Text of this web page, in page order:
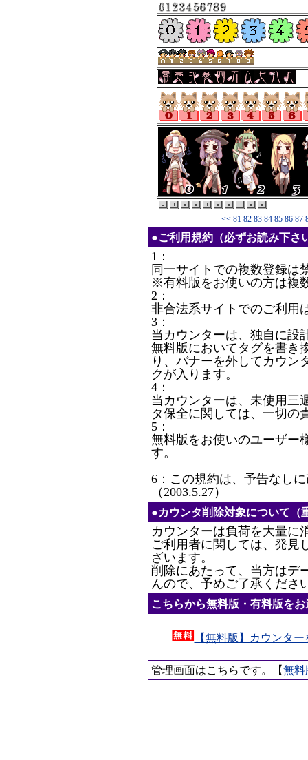
<< 81 82 83 84 85 86 87
●ご利用規約（必ずお読み下さ
1：
同一サイトでの複数登録は
※有料版をお使いの方は複
2：
非合法系サイトでのご利用
3：
当カウンターは、独自に設
無料版においてタグを書き
り、バナーを外してカウン
クが入ります。
4：
当カウンターは、未使用三
タ保全に関しては、一切の
5：
無料版をお使いのユーザー
す。
6：この規約は、予告なし
（2003.5.27）
●カウンタ削除対象について（
カウンターは負荷を大量に
ご利用者に関しては、発見
ざいます。
削除にあたって、当方はデ
んので、予めご了承くださ
こちらから無料版・有料版を
【無料版】カウンタ
管理画面はこちらです。【無料